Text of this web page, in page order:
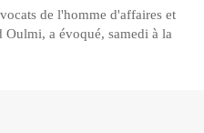
de l'homme d'affaires et
a évoqué, samedi à la